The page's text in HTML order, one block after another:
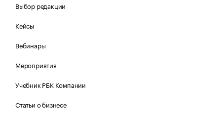
Выбор редакции
Кейсы
Вебинары
Мероприятия
Учебник РБК Компании
Статьи о бизнесе